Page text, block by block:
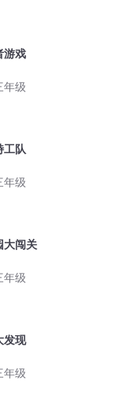
游戏
年级
工队
年级
大闯关
年级
发现
年级